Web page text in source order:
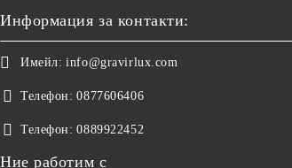
Информация за контакти:
Имейл: info@gravirlux.com
Телефон: 0877606406
Телефон: 0889922452
Ние работим с